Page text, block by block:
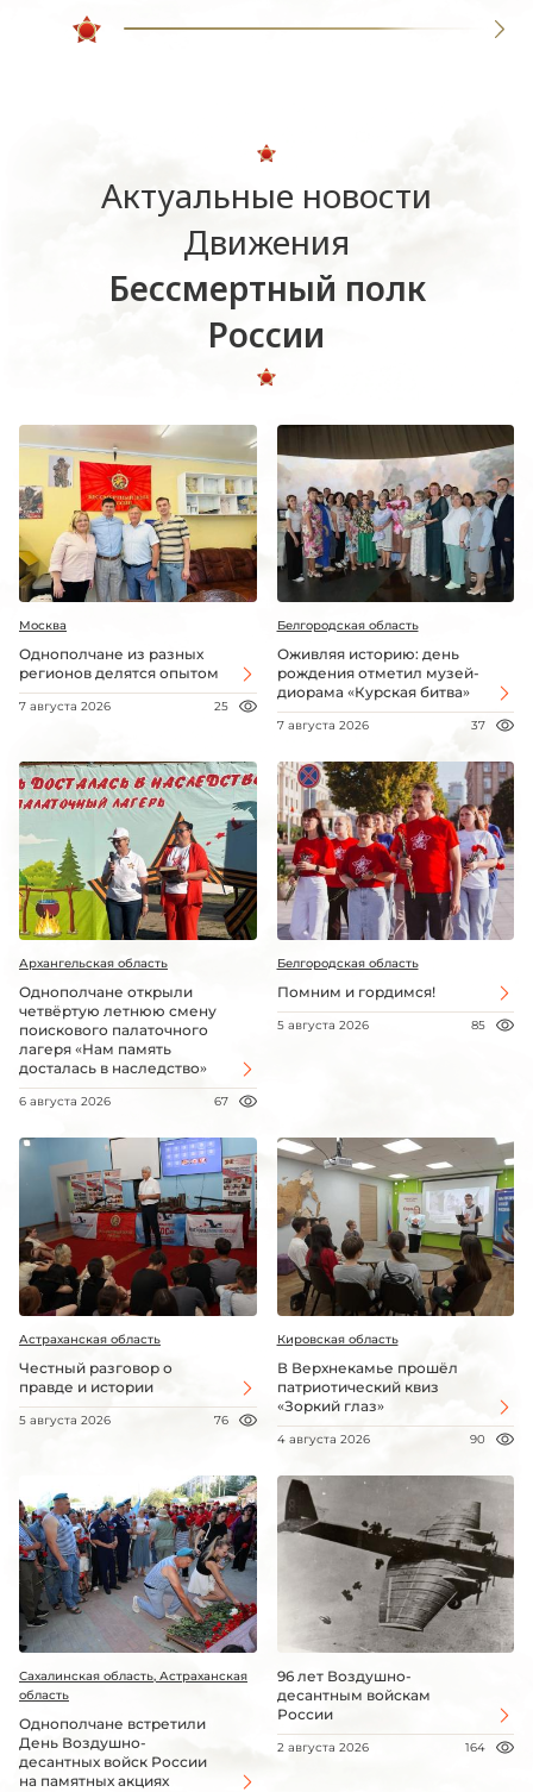
Актуальные новости
Движения
Бессмертный полк
России
Москва
Однополчане из разных
регионов делятся опытом
7 августа 2026 25
Белгородская область
Оживляя историю: день
рождения отметил музей-
диорама «Курская битва»
7 августа 2026 37
Архангельская область
Однополчане открыли
четвёртую летнюю смену
поискового палаточного
лагеря «Нам память
досталась в наследство»
6 августа 2026 67
Белгородская область
Помним и гордимся!
5 августа 2026 85
Астраханская область
Честный разговор о
правде и истории
5 августа 2026 76
Кировская область
В Верхнекамье прошёл
патриотический квиз
«Зоркий глаз»
4 августа 2026 90
Сахалинская область, Астраханская
область
Однополчане встретили
День Воздушно-
десантных войск России
на памятных акциях
96 лет Воздушно-
десантным войскам
России
2 августа 2026 164